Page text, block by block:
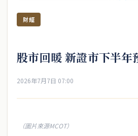
財經
股市回暖 新證市下半年
2026年7月7日 07:00
（圖片來源MCOT）